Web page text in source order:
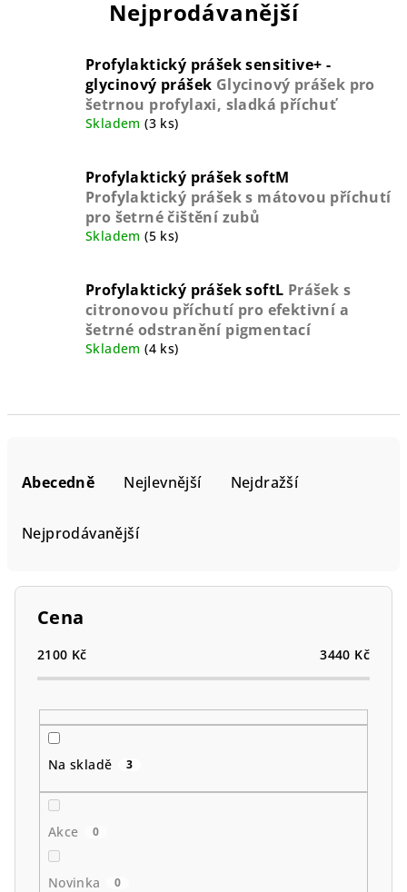
Nejprodávanější
Profylaktický prášek sensitive+ -
glycinový prášek Glycinový prášek pro
šetrnou profylaxi, sladká příchuť
Skladem(3 ks)
Profylaktický prášek softM
Profylaktický prášek s mátovou příchutí
pro šetrné čištění zubů
Skladem(5 ks)
Profylaktický prášek softL Prášek s
citronovou příchutí pro efektivní a
šetrné odstranění pigmentací
Skladem(4 ks)
Abecedně Nejlevnější Nejdražší
Nejprodávanější
Cena
2100 Kč 3440 Kč
Na skladě 3
Akce 0
Novinka 0